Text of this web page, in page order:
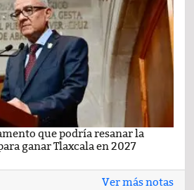
que podría resanar la
ganar Tlaxcala en 2027
Ver más notas